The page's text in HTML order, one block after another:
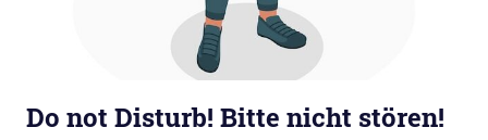
Do not Disturb! Bitte nicht stören!